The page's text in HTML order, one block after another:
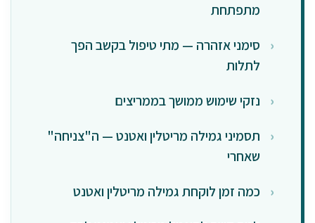
מתפתחת
סימני אזהרה — מתי טיפול בקשב הפך
לתלות
נזקי שימוש ממושך בממריצים
תסמיני גמילה מריטלין ואטנט — ה"צניחה"
שאחרי
כמה זמן לוקחת גמילה מריטלין ואטנט